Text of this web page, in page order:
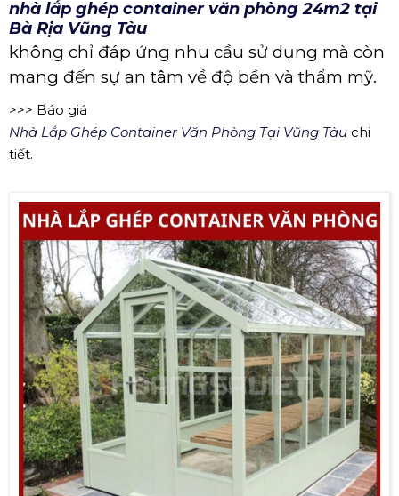
nhà lắp ghép container văn phòng 24m2 tại
Bà Rịa Vũng Tàu
không chỉ đáp ứng nhu cầu sử dụng mà còn
mang đến sự an tâm về độ bền và thẩm mỹ.
>>> Báo giá
Nhà Lắp Ghép Container Văn Phòng Tại Vũng Tàu chi
tiết.